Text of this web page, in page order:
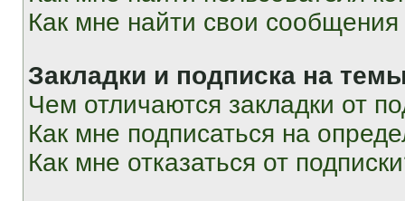
Как мне найти свои
Закладки и подписка на
Чем отличаются закладки от
Как мне подписаться на
Как мне отказаться от